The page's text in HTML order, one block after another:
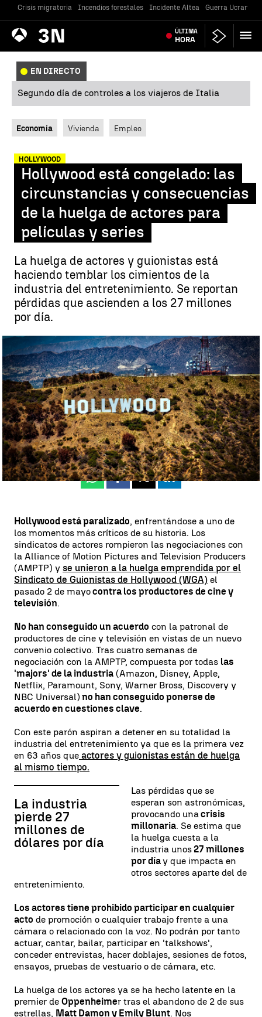
Crisis migratoria Incendios forestales Incidente Altea Guerra Ucrania
Antena
3 Noticias ÚLTIMA
HORA
EN DIRECTO
Segundo día de controles a los viajeros de Italia
Economía Vivienda Empleo
HOLLYWOOD
Hollywood está congelado: las
circunstancias y consecuencias
de la huelga de actores para
películas y series
La huelga de actores y guionistas está
haciendo temblar los cimientos de la
industria del entretenimiento. Se reportan
pérdidas que ascienden a los 27 millones
por día.
Holllywood |Pixabay
Irene Delgado
Publicado:15 de julio de 2023, 20:44
WhatsappFacebook
X Linkedin
Hollywood está paralizado, enfrentándose a uno de
los momentos más críticos de su historia. Los
sindicatos de actores rompieron las negociaciones con
la Alliance of Motion Pictures and Television Producers
(AMPTP) y se unieron a la huelga emprendida por el
Sindicato de Guionistas de Hollywood (WGA) el
pasado 2 de mayocontra los productores de cine y
televisión.
No han conseguido un acuerdo con la patronal de
productores de cine y televisión en vistas de un nuevo
convenio colectivo. Tras cuatro semanas de
negociación con la AMPTP, compuesta por todas las
'majors' de la industria (Amazon, Disney, Apple,
Netflix, Paramount, Sony, Warner Bross, Discovery y
NBC Universal) no han conseguido ponerse de
acuerdo en cuestiones clave.
Con este parón aspiran a detener en su totalidad la
industria del entretenimiento ya que es la primera vez
en 63 años que actores y guionistas están de huelga
al mismo tiempo.
La industria
pierde 27
millones de
dólares por día
Las pérdidas que se
esperan son astronómicas,
provocando unacrisis
millonaria. Se estima que
la huelga cuesta a la
industria unos27 millones
por díay que impacta en
otros sectores aparte del de
entretenimiento.
Los actores tiene prohibido participar en cualquier
acto de promoción o cualquier trabajo frente a una
cámara o relacionado con la voz. No podrán por tanto
actuar, cantar, bailar, participar en 'talkshows',
conceder entrevistas, hacer doblajes, sesiones de fotos,
ensayos, pruebas de vestuario o de cámara, etc.
La huelga de los actores ya se ha hecho latente en la
premier de Oppenheimer tras el abandono de 2 de sus
estrellas, Matt Damon y Emily Blunt. Nos